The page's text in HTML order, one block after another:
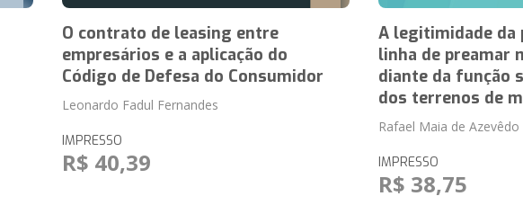
O contrato de leasing entre
empresários e a aplicação do
Código de Defesa do Consumidor
Leonardo Fadul Fernandes
IMPRESSO
R$ 40,39
A legitimidade da
linha de preamar
diante da função
dos terrenos de
Rafael Maia de Azevêdo
IMPRESSO
R$ 38,75